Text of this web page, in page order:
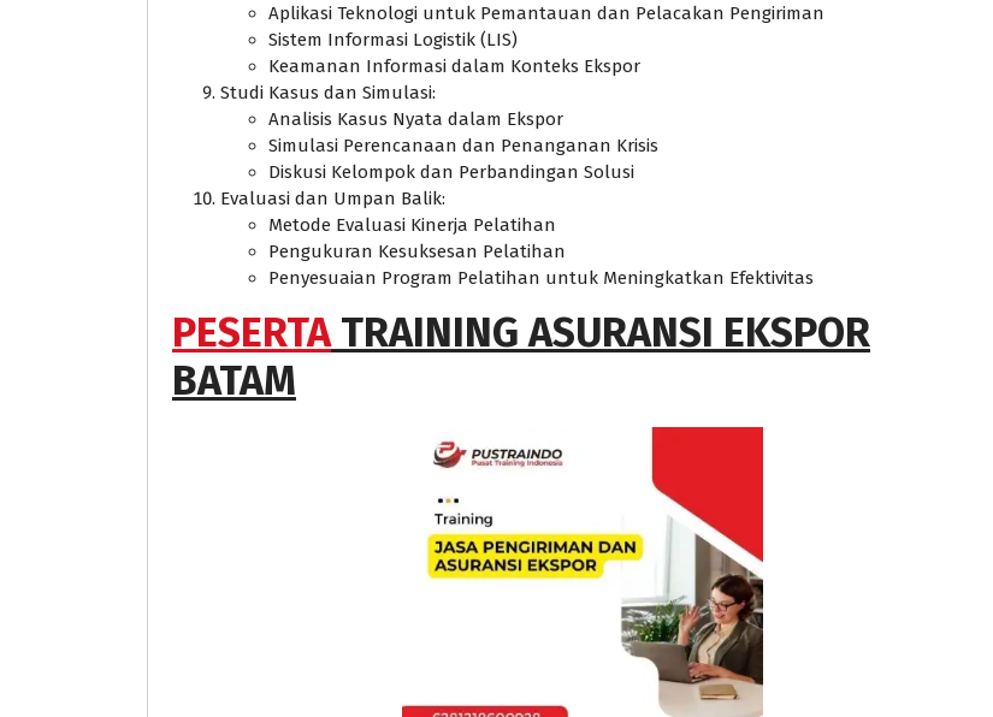
Aplikasi Teknologi untuk Pemantauan dan Pelacakan Pengiriman
Sistem Informasi Logistik (LIS)
Keamanan Informasi dalam Konteks Ekspor
Studi Kasus dan Simulasi:
Analisis Kasus Nyata dalam Ekspor
Simulasi Perencanaan dan Penanganan Krisis
Diskusi Kelompok dan Perbandingan Solusi
Evaluasi dan Umpan Balik:
Metode Evaluasi Kinerja Pelatihan
Pengukuran Kesuksesan Pelatihan
Penyesuaian Program Pelatihan untuk Meningkatkan Efektivitas
PESERTA TRAINING ASURANSI EKSPOR
BATAM